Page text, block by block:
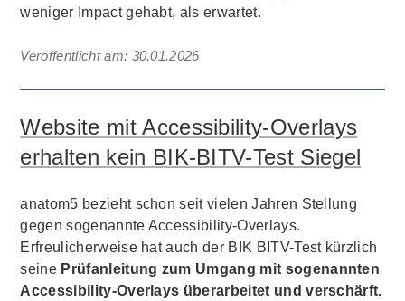
weniger Impact gehabt, als erwartet.
Veröffentlicht am: 30.01.2026
Website mit Accessibility-Overlays
erhalten kein BIK-BITV-Test Siegel
anatom5 bezieht schon seit vielen Jahren Stellung
gegen sogenannte Accessibility-Overlays.
Erfreulicherweise hat auch der BIK BITV-Test kürzlich
seine Prüfanleitung zum Umgang mit sogenannten
Accessibility-Overlays überarbeitet und verschärft.